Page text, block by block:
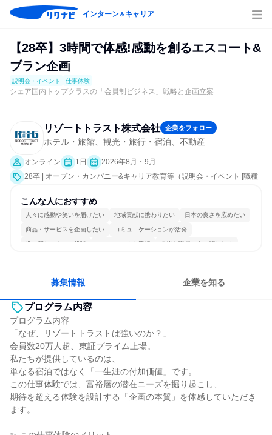
インターン＆キャリア
【28卒】3時間で体感!感動を創るエスコート&
プラン企画
説明会・イベント 仕事体験
シェア国内トップクラスの「会員制ビジネス」戦略と企画立案
リゾートトラスト株式会社 企業をフォロー
ホテル・旅館、観光・旅行・宿泊、不動産
オンライン 1日
2026年8月・9月
28卒 | オープン・カンパニー&キャリア教育等（説明会・イベント [職種
こんな人におすすめ
人々に感動や笑いを届けたい 地域貢献に携わりたい 日本の良さを広めたい
商品・サービスを企画したい コミュニケーションが活発
常に新しいものに挑戦 チームワークを重視 多様な職種の人と関われる
募集情報 企業を知る
プログラム内容
プログラム内容
「なぜ、リゾートトラストは強いのか？」
会員数20万人超、東証プライム上場。
私たちが提供しているのは、
単なる宿泊ではなく「一生涯の付加価値」です。
この仕事体験では、富裕層の潜在ニーズを掘り起こし、
期待を超える体験を設計する「企画の本質」を体感していただき
ます。